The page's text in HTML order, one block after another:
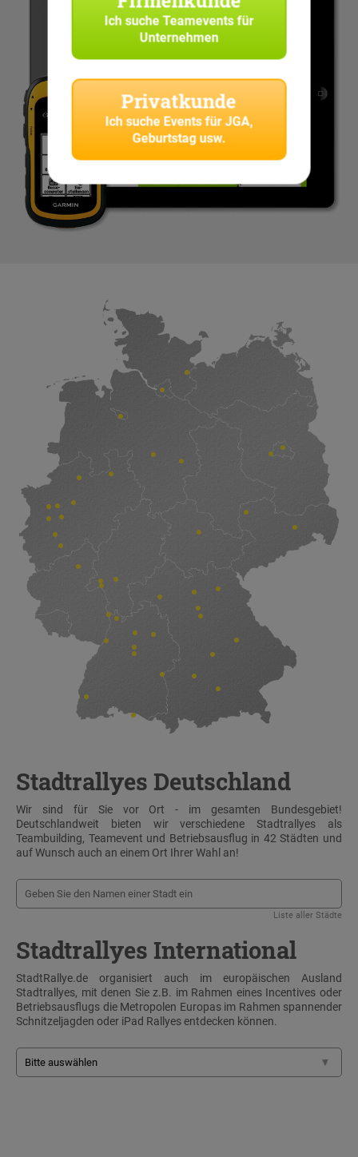
Stadtrallyes Deutschland
Wir sind für Sie vor Ort - im gesamten Bundesgebiet!
Deutschlandweit bieten wir verschiedene Stadtrallyes als
Teambuilding, Teamevent und Betriebsausflug in 42 Städten und
auf Wunsch auch an einem Ort Ihrer Wahl an!
Liste aller Städte
Stadtrallyes International
StadtRallye.de organisiert auch im europäischen Ausland
Stadtrallyes, mit denen Sie z.B. im Rahmen eines Incentives oder
Betriebsausflugs die Metropolen Europas im Rahmen spannender
Schnitzeljagden oder iPad Rallyes entdecken können.
Ich sucheTeamevents für
Unternehmen
Privatkunde
Ich suche Events für JGA,
Geburtstag usw.